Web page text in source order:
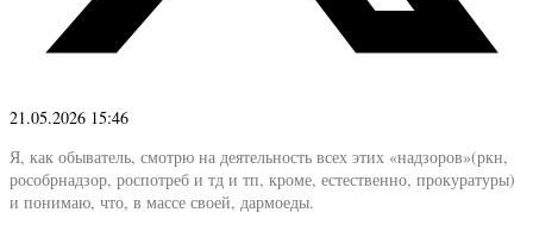
21.05.2026 15:46
Я, как обыватель, смотрю на деятельность всех этих «надзоров»(ркн,
рособрнадзор, роспотреб и тд и тп, кроме, естественно, прокуратуры)
и понимаю, что, в массе своей, дармоеды.